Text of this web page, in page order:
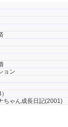
ョン
ちゃん成長日記(2001)